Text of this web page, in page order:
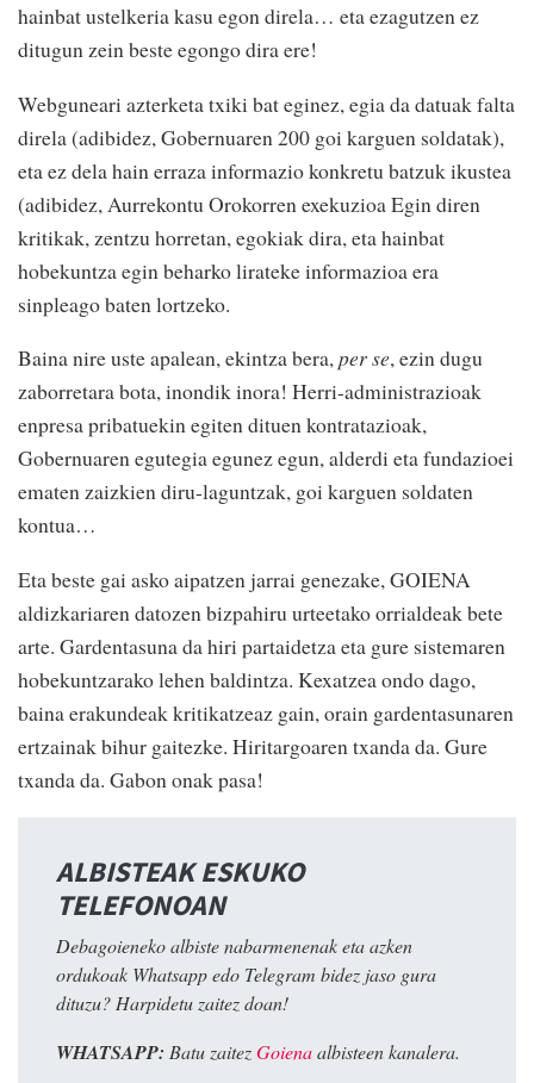
hainbat ustelkeria kasu egon direla… eta ezagutzen ez
ditugun zein beste egongo dira ere!
Webguneari azterketa txiki bat eginez, egia da datuak falta
direla (adibidez, Gobernuaren 200 goi karguen soldatak),
eta ez dela hain erraza informazio konkretu batzuk ikustea
(adibidez, Aurrekontu Orokorren exekuzioa Egin diren
kritikak, zentzu horretan, egokiak dira, eta hainbat
hobekuntza egin beharko lirateke informazioa era
sinpleago baten lortzeko.
Baina nire uste apalean, ekintza bera,per se, ezin dugu
zaborretara bota, inondik inora! Herri-administrazioak
enpresa pribatuekin egiten dituen kontratazioak,
Gobernuaren egutegia egunez egun, alderdi eta fundazioei
ematen zaizkien diru-laguntzak, goi karguen soldaten
kontua…
Eta beste gai asko aipatzen jarrai genezake, GOIENA
aldizkariaren datozen bizpahiru urteetako orrialdeak bete
arte. Gardentasuna da hiri partaidetza eta gure sistemaren
hobekuntzarako lehen baldintza. Kexatzea ondo dago,
baina erakundeak kritikatzeaz gain, orain gardentasunaren
ertzainak bihur gaitezke. Hiritargoaren txanda da. Gure
txanda da. Gabon onak pasa!
ALBISTEAK ESKUKO
TELEFONOAN
Debagoieneko albiste nabarmenenak eta azken
ordukoak Whatsapp edo Telegram bidez jaso gura
dituzu? Harpidetu zaitez doan!
WHATSAPP: Batu zaitezGoienaalbisteen kanalera.